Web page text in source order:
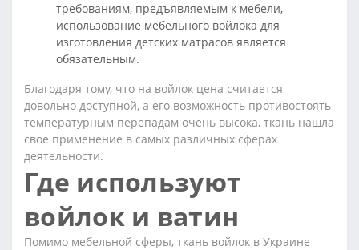
требованиям, предъявляемым к мебели,
использование мебельного войлока для
изготовления детских матрасов является
обязательным.
Благодаря тому, что на войлок цена считается
довольно доступной, а его возможность противостоять
температурным перепадам очень высока, ткань нашла
свое применение в самых различных сферах
деятельности.
Где используют
войлок и ватин
Помимо мебельной сферы, ткань войлок в Украине